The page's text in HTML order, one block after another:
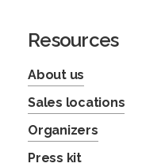
Resources
About us
Sales locations
Organizers
Press kit